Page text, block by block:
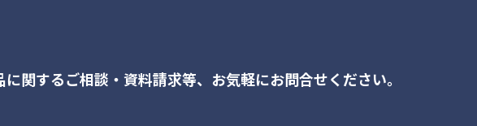
に関するご相談・資料請求等、 お気軽にお問合せください。